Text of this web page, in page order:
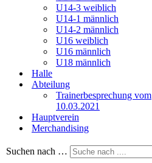
U14-3 weiblich
U14-1 männlich
U14-2 männlich
U16 weiblich
U16 männlich
U18 männlich
Halle
Abteilung
Trainerbesprechung vom
10.03.2021
Hauptverein
Merchandising
Suchen nach …